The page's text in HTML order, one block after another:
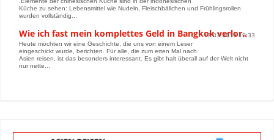
Küche zu sehen: Lebensmittel wie Nudeln, Fleischbällchen und Frühlingsrollen
wurden vollständig...
Wie ich fast mein komplettes Geld in Bangkok verlor..
17.03.2019 19:33
Heute möchten wir eine Geschichte, die uns von einem Leser
eingeschickt wurde, berichten. Für alle, die zum erten Mal nach
Asien reisen, ist das besonders interessant. Es gibt halt überall auf der Welt nicht
nur nette...